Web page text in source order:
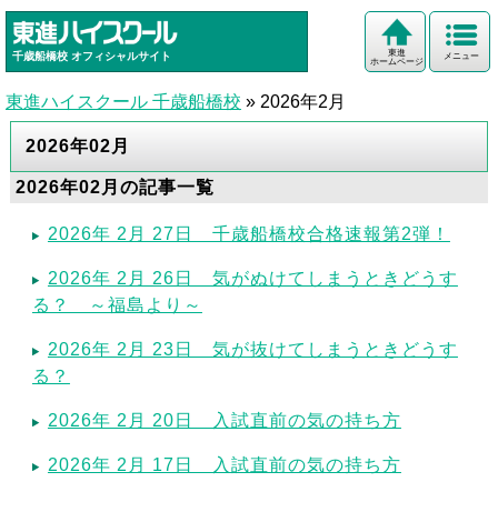
千歳船橋校 オフィシャルサイト メニュー
東進
ホームページ
東進ハイスクール 千歳船橋校 » 2026年2月
2026年02月
2026年02月の記事一覧
2026年 2月 27日 千歳船橋校合格速報第2弾！
2026年 2月 26日 気がぬけてしまうときどうす
る？ ～福島より～
2026年 2月 23日 気が抜けてしまうときどうす
る？
2026年 2月 20日 入試直前の気の持ち方
2026年 2月 17日 入試直前の気の持ち方